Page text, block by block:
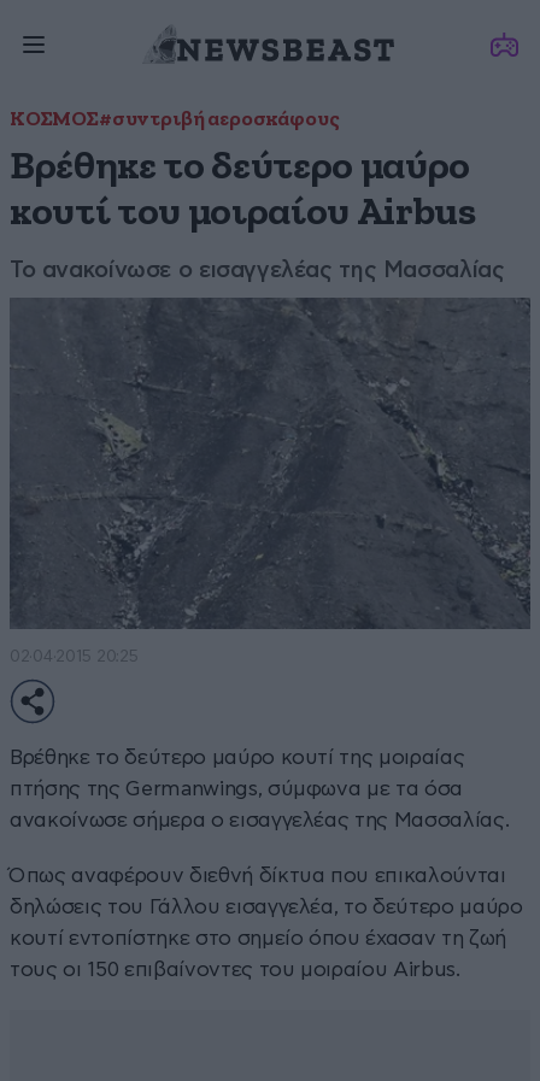
ΚΟΣΜΟΣ#συντριβή αεροσκάφους
Βρέθηκε το δεύτερο μαύρο
κουτί του μοιραίου Airbus
Το ανακοίνωσε ο εισαγγελέας της Μασσαλίας
02·04·2015 20:25
Βρέθηκε το δεύτερο μαύρο κουτί της μοιραίας
πτήσης της Germanwings, σύμφωνα με τα όσα
ανακοίνωσε σήμερα ο εισαγγελέας της Μασσαλίας.
Όπως αναφέρουν διεθνή δίκτυα που επικαλούνται
δηλώσεις του Γάλλου εισαγγελέα, το δεύτερο μαύρο
κουτί εντοπίστηκε στο σημείο όπου έχασαν τη ζωή
τους οι 150 επιβαίνοντες του μοιραίου Airbus.